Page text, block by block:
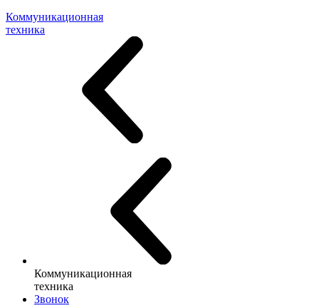
Коммуникационная
техника
Коммуникационная
техника
Звонок